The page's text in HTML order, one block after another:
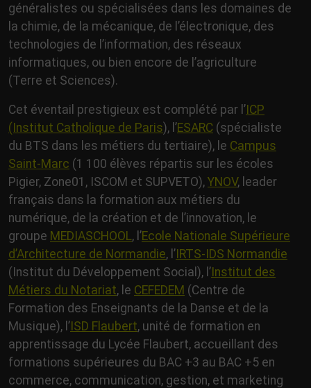
généralistes ou spécialisées dans les domaines de
la chimie, de la mécanique, de l’électronique, des
technologies de l’information, des réseaux
informatiques, ou bien encore de l’agriculture
(Terre et Sciences).
Cet éventail prestigieux est complété par l’ICP
(Institut Catholique de Paris), l’ESARC (spécialiste
du BTS dans les métiers du tertiaire), le Campus
Saint-Marc (1 100 élèves répartis sur les écoles
Pigier, Zone01, ISCOM et SUPVETO), YNOV, leader
français dans la formation aux métiers du
numérique, de la création et de l’innovation, le
groupe MEDIASCHOOL, l’Ecole Nationale Supérieure
d’Architecture de Normandie, l’IRTS-IDS Normandie
(Institut du Développement Social), l’Institut des
Métiers du Notariat, le CEFEDEM (Centre de
Formation des Enseignants de la Danse et de la
Musique), l’ISD Flaubert, unité de formation en
apprentissage du Lycée Flaubert, accueillant des
formations supérieures du BAC +3 au BAC +5 en
commerce, communication, gestion, et marketing